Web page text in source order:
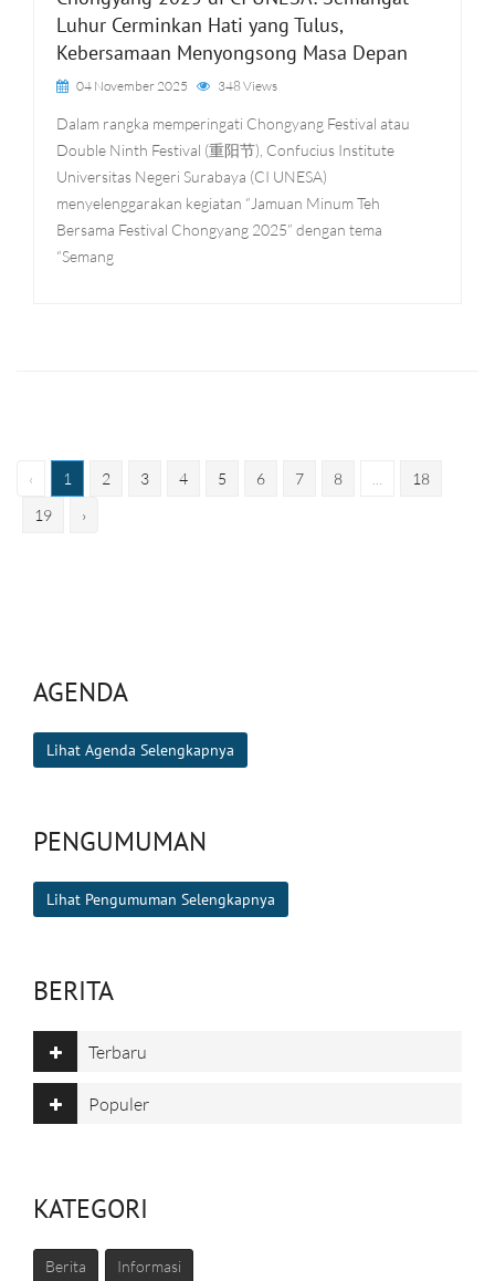
Luhur Cerminkan Hati yang Tulus,
Kebersamaan Menyongsong Masa Depan
04 November 2025 348 Views
Dalam rangka memperingati Chongyang Festival atau
Double Ninth Festival (重阳节), Confucius Institute
Universitas Negeri Surabaya (CI UNESA)
menyelenggarakan kegiatan “Jamuan Minum Teh
Bersama Festival Chongyang 2025” dengan tema
“Semang
‹ 1 2 3 4 5 6 7 8
18
19
›
AGENDA
Lihat Agenda Selengkapnya
PENGUMUMAN
Lihat Pengumuman Selengkapnya
BERITA
Terbaru
Populer
KATEGORI
Berita Informasi